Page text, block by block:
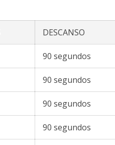
DESCANSO
90 segundos
90 segundos
90 segundos
90 segundos